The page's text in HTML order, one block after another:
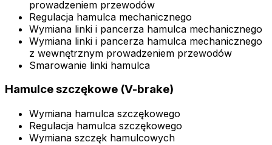
prowadzeniem przewodów
Regulacja hamulca mechanicznego
Wymiana linki i pancerza hamulca mechanicznego
Wymiana linki i pancerza hamulca mechanicznego
z wewnętrznym prowadzeniem przewodów
Smarowanie linki hamulca
Hamulce szczękowe (V-brake)
Wymiana hamulca szczękowego
Regulacja hamulca szczękowego
Wymiana szczęk hamulcowych